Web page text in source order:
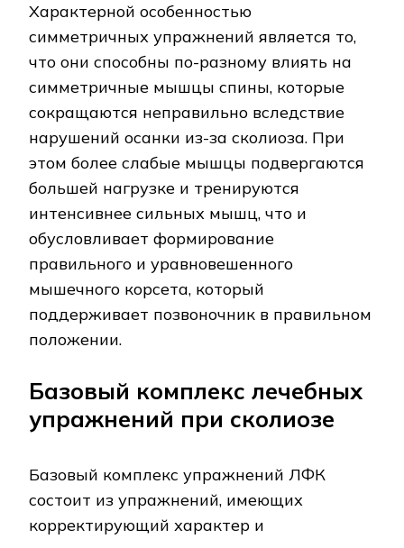
Характерной особенностью
симметричных упражнений является то,
что они способны по-разному влиять на
симметричные мышцы спины, которые
сокращаются неправильно вследствие
нарушений осанки из-за сколиоза. При
этом более слабые мышцы подвергаются
большей нагрузке и тренируются
интенсивнее сильных мышц, что и
обусловливает формирование
правильного и уравновешенного
мышечного корсета, который
поддерживает позвоночник в правильном
положении.
Базовый комплекс лечебных
упражнений при сколиозе
Базовый комплекс упражнений ЛФК
состоит из упражнений, имеющих
корректирующий характер и